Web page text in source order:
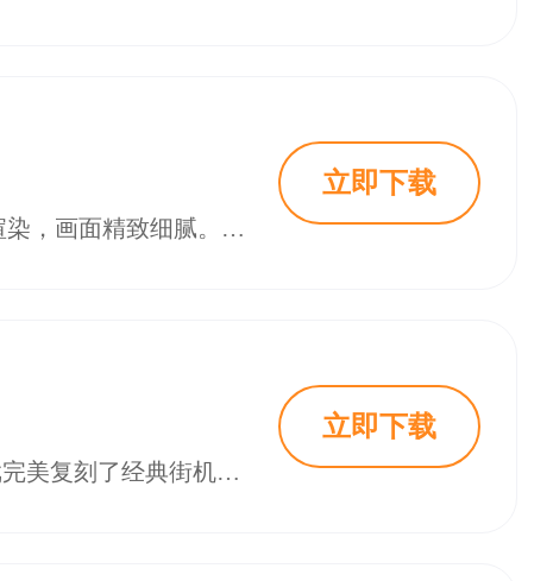
梦幻捕鱼官方版是一款非常经典的街机捕鱼游戏，游戏采用了顶尖的3D引擎渲染，画面精致细腻。玩家需要利用自己的智慧与策略捕捉各种品质的鱼类，还可以与其他玩家一起开启同场捕鱼竞技。游戏内新增了新的模式以及丰富的专属福利。在梦幻捕鱼最新版游戏内，玩家可以捕捉来自各种人气渔场的鱼，包括大金龙，黄金鲨，大白鲨，魔鬼鱼以及神仙龟等珍稀鱼种，还有全新的传说级炮台登场，专属的爆炸特效以及特技，帮助玩家快速抓鱼，体验
立即下载
指尖捕鱼高爆版最新版本2025是一款充满乐趣与挑战的休闲捕鱼类手游。游戏完美复刻了经典街机捕鱼的玩法，同时融入了多样化的捕鱼模式和新颖的游戏元素，让玩家在指尖就能体验到捕鱼的无限乐趣。快来18183下载~
立即下载